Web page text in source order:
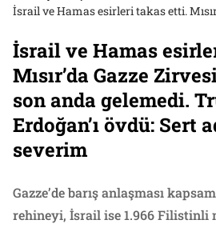
İsrail ve Hamas
Mısır’da Gazze
son anda gelemedi.
Erdoğan’ı övdü: Sert
severim
Gazze’de barış anlaşması
rehineyi, İsrail ise 1.966 Filistinli